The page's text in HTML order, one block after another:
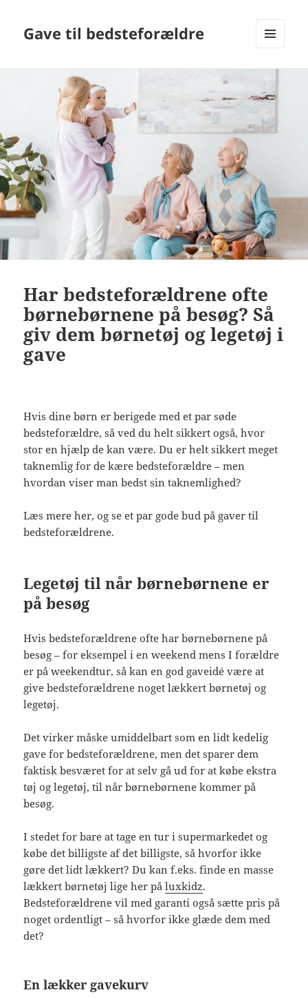
Gave til bedsteforældre
Har bedsteforældrene ofte
børnebørnene på besøg? Så
giv dem børnetøj og legetøj i
gave
Hvis dine børn er berigede med et par søde
bedsteforældre, så ved du helt sikkert også, hvor
stor en hjælp de kan være. Du er helt sikkert meget
taknemlig for de kære bedsteforældre – men
hvordan viser man bedst sin taknemlighed?
Læs mere her, og se et par gode bud på gaver til
bedsteforældrene.
Legetøj til når børnebørnene er
på besøg
Hvis bedsteforældrene ofte har børnebørnene på
besøg – for eksempel i en weekend mens I forældre
er på weekendtur, så kan en god gaveidé være at
give bedsteforældrene noget lækkert børnetøj og
legetøj.
Det virker måske umiddelbart som en lidt kedelig
gave for bedsteforældrene, men det sparer dem
faktisk besværet for at selv gå ud for at købe ekstra
tøj og legetøj, til når børnebørnene kommer på
besøg.
I stedet for bare at tage en tur i supermarkedet og
købe det billigste af det billigste, så hvorfor ikke
gøre det lidt lækkert? Du kan f.eks. finde en masse
lækkert børnetøj lige her påluxkidz.
Bedsteforældrene vil med garanti også sætte pris på
noget ordentligt – så hvorfor ikke glæde dem med
det?
En lækker gavekurv